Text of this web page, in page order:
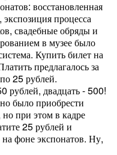
восстановленная
процесса
свадебные обряды и
в музее было
Купить билет на
предлагалось за
25 рублей.
рублей, двадцать - 500!
было приобрести
но при этом в кадре
25 рублей и
на фоне экспонатов. Ну,